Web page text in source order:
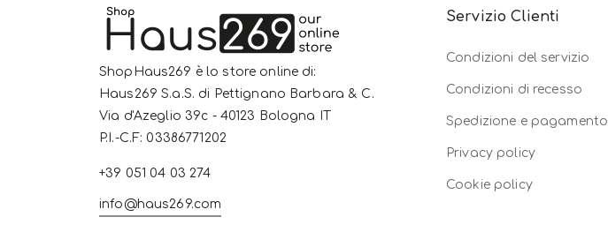
ShopHaus269 è lo store online di:
Haus269 S.a.S. di Pettignano Barbara & C.
Via d'Azeglio 39c - 40123 Bologna IT
P.I.-C.F: 03386771202
+39 051 04 03 274
info@haus269.com
Servizio Clienti
Condizioni del servizio
Condizioni di recesso
Spedizione e pagamento
Privacy policy
Cookie policy